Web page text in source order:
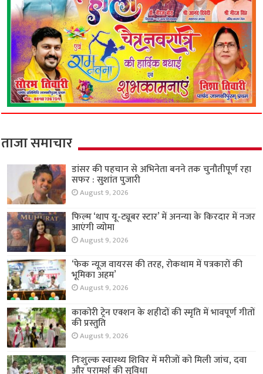
ताजा समाचार
डांसर की पहचान से अभिनेता बनने तक चुनौतीपूर्ण रहा
सफर : सुशांत पुजारी
August 9, 2026
फिल्म ‘थाप यू-ट्यूबर स्टार’ में अनन्या के किरदार में नजर
आएंगी व्योमा
August 9, 2026
‘फेक न्यूज वायरस की तरह, रोकथाम में पत्रकारों की
भूमिका अहम’
August 9, 2026
काकोरी ट्रेन एक्शन के शहीदों की स्मृति में भावपूर्ण गीतों
की प्रस्तुति
August 9, 2026
निःशुल्क स्वास्थ्य शिविर में मरीजों को मिली जांच, दवा
और परामर्श की सुविधा